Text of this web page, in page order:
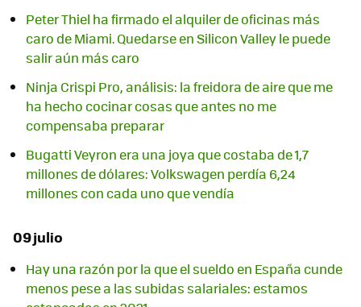
Peter Thiel ha firmado el alquiler de oficinas más
caro de Miami. Quedarse en Silicon Valley le puede
salir aún más caro
Ninja Crispi Pro, análisis: la freidora de aire que me
ha hecho cocinar cosas que antes no me
compensaba preparar
Bugatti Veyron era una joya que costaba de 1,7
millones de dólares: Volkswagen perdía 6,24
millones con cada uno que vendía
09 julio
Hay una razón por la que el sueldo en España cunde
menos pese a las subidas salariales: estamos